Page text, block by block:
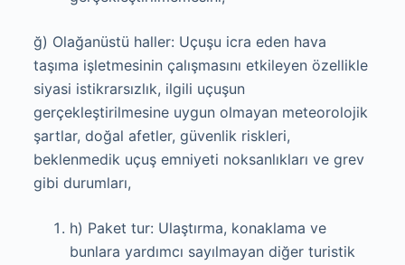
ğ) Olağanüstü haller: Uçuşu icra eden hava
taşıma işletmesinin çalışmasını etkileyen özellikle
siyasi istikrarsızlık, ilgili uçuşun
gerçekleştirilmesine uygun olmayan meteorolojik
şartlar, doğal afetler, güvenlik riskleri,
beklenmedik uçuş emniyeti noksanlıkları ve grev
gibi durumları,
h) Paket tur: Ulaştırma, konaklama ve
bunlara yardımcı sayılmayan diğer turistik